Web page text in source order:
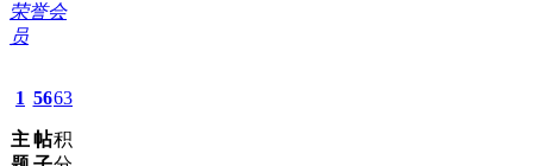
荣誉会
员
1
主
56
帖
63
积